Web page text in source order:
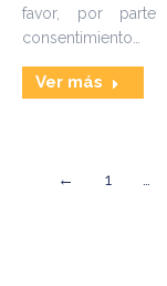
favor, por
consentimiento…
Ver más
← 1 …